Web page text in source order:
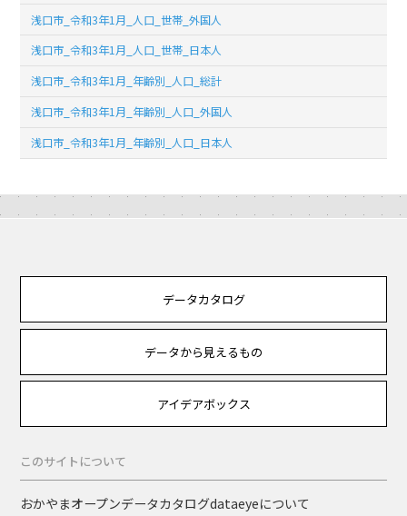
浅口市_令和3年1月_人口_世帯_外国人
浅口市_令和3年1月_人口_世帯_日本人
浅口市_令和3年1月_年齢別_人口_総計
浅口市_令和3年1月_年齢別_人口_外国人
浅口市_令和3年1月_年齢別_人口_日本人
データカタログ
データから見えるもの
アイデアボックス
このサイトについて
おかやまオープンデータカタログdataeyeについて